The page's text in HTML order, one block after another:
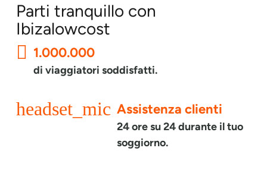
Parti tranquillo con
Ibizalowcost
1.000.000
di viaggiatori soddisfatti.
headset_mic Assistenza clienti
24 ore su 24 durante il tuo
soggiorno.